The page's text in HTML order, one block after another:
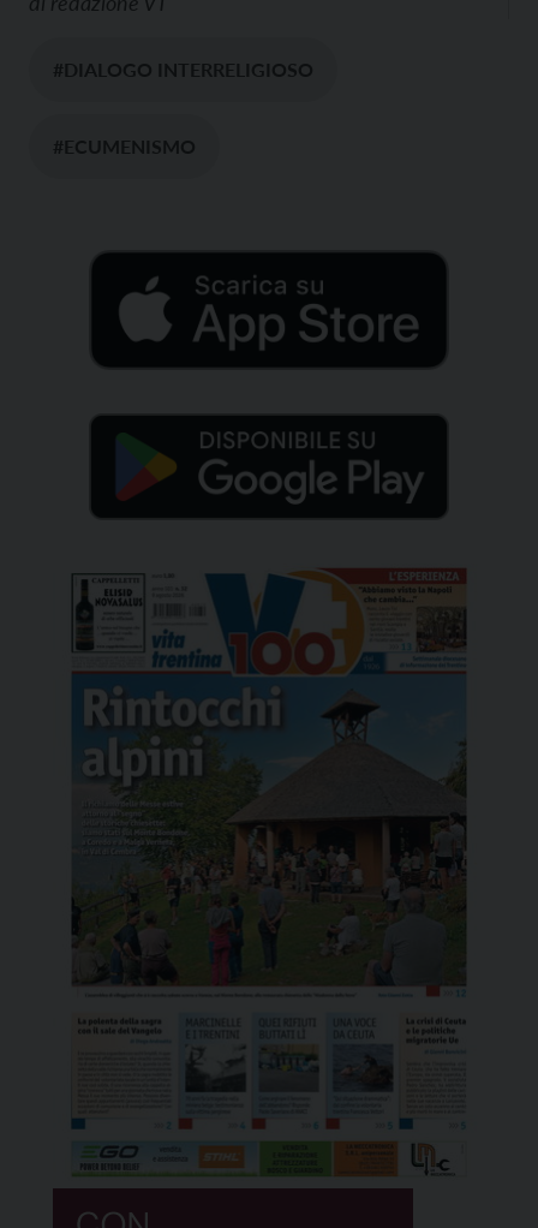
#DIALOGO INTERRELIGIOSO
#ECUMENISMO